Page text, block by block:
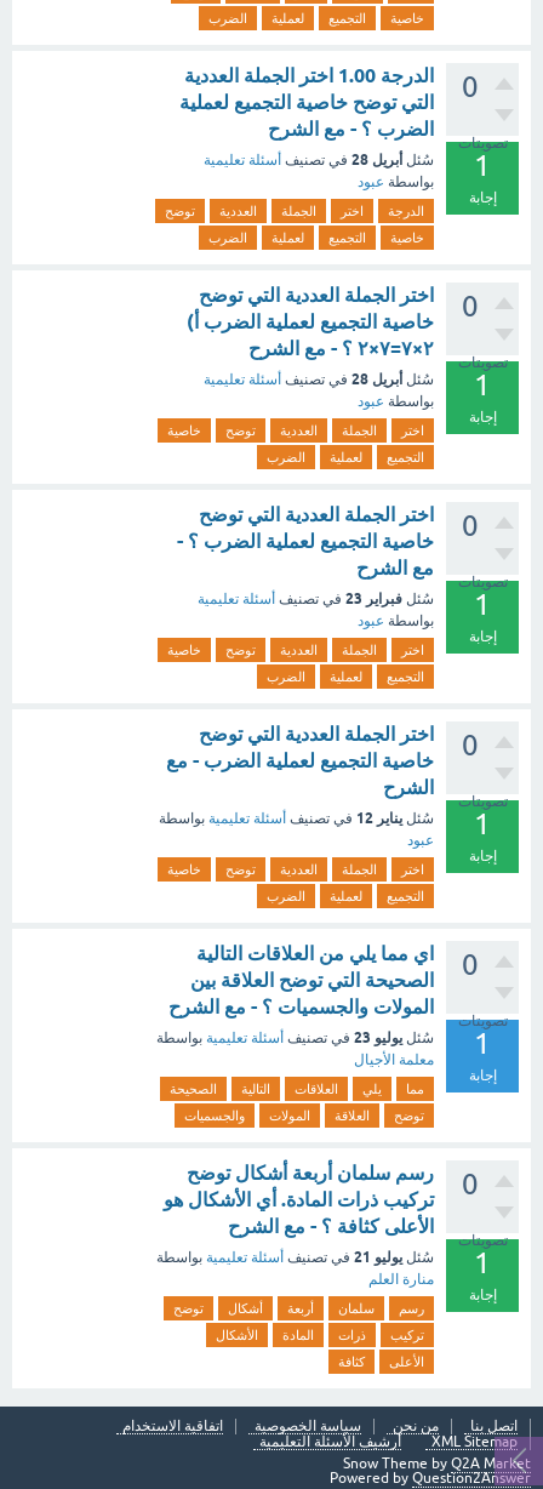
خاصية
التجميع لعملية الضرب
0
تصويتات
1
إجابة
الدرجة 1.00 اختر الجملة العددية
التي توضح خاصية التجميع لعملية
الضرب ؟ - مع الشرح
سُئل أبريل 28 في تصنيف أسئلة تعليمية
بواسطة عبود
الدرجة اختر الجملة العددية
توضح
خاصية
التجميع لعملية الضرب
0
تصويتات
1
إجابة
اختر الجملة العددية التي توضح
خاصية التجميع لعملية الضرب أ)
٢×٧=٧×٢ ؟ - مع الشرح
سُئل أبريل 28 في تصنيف أسئلة تعليمية
بواسطة عبود
اختر الجملة العددية توضح
خاصية
التجميع
لعملية الضرب
0
تصويتات
1
إجابة
اختر الجملة العددية التي توضح
خاصية التجميع لعملية الضرب ؟ -
مع الشرح
سُئل فبراير 23 في تصنيف أسئلة تعليمية
بواسطة عبود
اختر الجملة العددية توضح
خاصية
التجميع
لعملية الضرب
0
تصويتات
1
إجابة
اختر الجملة العددية التي توضح
خاصية التجميع لعملية الضرب - مع
الشرح
سُئل يناير 12 في تصنيف أسئلة تعليمية بواسطة
عبود
اختر الجملة العددية توضح
خاصية
التجميع
لعملية الضرب
0
تصويتات
1
إجابة
اي مما يلي من العلاقات التالية
الصحيحة التي توضح العلاقة بين
المولات والجسميات ؟ - مع الشرح
سُئل يوليو 23 في تصنيف أسئلة تعليمية بواسطة
معلمة الأجيال
مما يلي العلاقات التالية
الصحيحة
توضح
العلاقة المولات والجسميات
0
تصويتات
1
إجابة
رسم سلمان أربعة أشكال توضح
تركيب ذرات المادة. أي الأشكال هو
الأعلى كثافة ؟ - مع الشرح
سُئل يوليو 21 في تصنيف أسئلة تعليمية بواسطة
منارة العلم
رسم سلمان أربعة أشكال
توضح
تركيب
ذرات المادة
الأشكال
الأعلى
كثافة
اتصل بنا من نحن سياسة الخصوصية
اتفاقية الاستخدام
XML Sitemap
أرشيف الأسئلة التعليمية
Snow Theme by Q2A Market
Powered by Question2Answer